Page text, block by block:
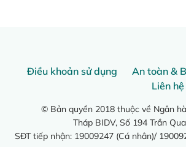
Điều khoản sử dụng An toàn &
Liên
© Bản quyền 2018 thuộc về Ngân
Tháp BIDV, Số 194 Trần
SĐT tiếp nhận: 19009247 (Cá nhân)/